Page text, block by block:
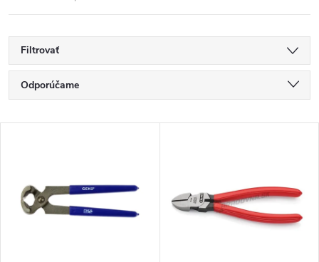
Filtrovať
R
a
e
Odporúčame
Abecedne
p